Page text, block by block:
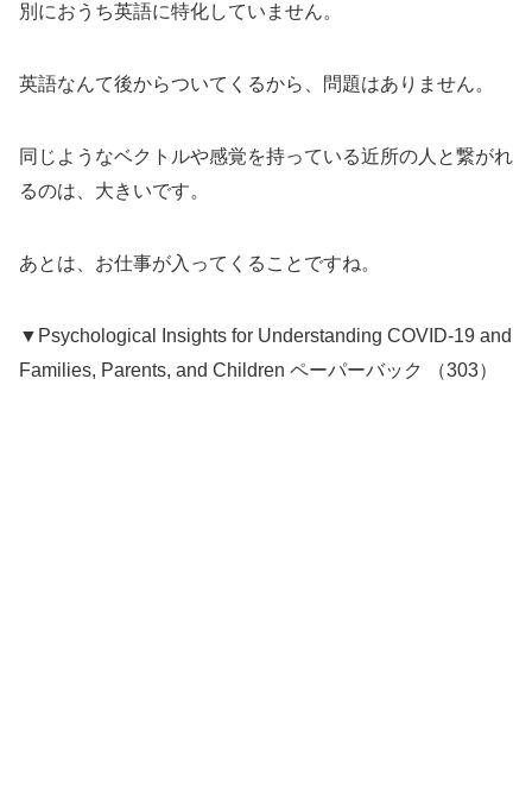
別におうち英語に特化していません。
英語なんて後からついてくるから、問題はありません。
同じようなベクトルや感覚を持っている近所の人と繋がれ
るのは、大きいです。
あとは、お仕事が入ってくることですね。
▼Psychological Insights for Understanding COVID-19 and
Families, Parents, and Children ペーパーバック （303）